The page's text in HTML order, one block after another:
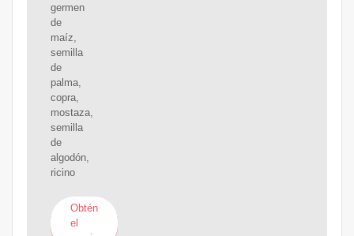
germen
de
maíz,
semilla
de
palma,
copra,
mostaza,
semilla
de
algodón,
ricino
Obtén
el